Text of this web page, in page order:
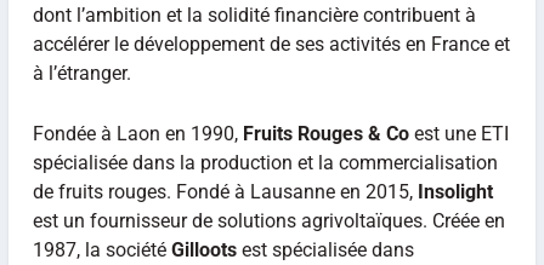
dont l’ambition et la solidité financière contribuent à
accélérer le développement de ses activités en France et
à l’étranger.
Fondée à Laon en 1990, Fruits Rouges & Coest une ETI
spécialisée dans la production et la commercialisation
de fruits rouges. Fondé à Lausanne en 2015, Insolight
est un fournisseur de solutions agrivoltaïques. Créée en
1987, la société Gillootsest spécialisée dans